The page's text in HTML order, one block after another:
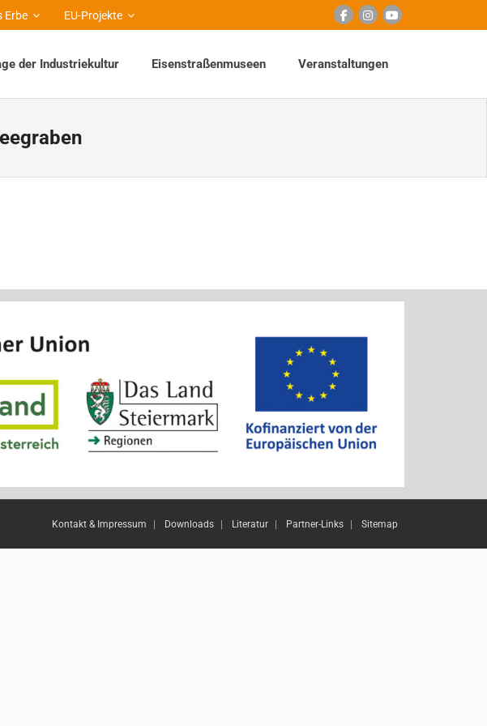
Erbe EU-Projekte
der Industriekultur Eisenstraßenmuseen Veranstaltungen
Kontakt & Impressum Downloads Literatur Partner-Links Sitemap